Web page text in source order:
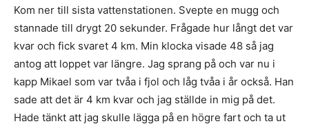
Kom ner till sista vattenstationen. Svepte en mugg och
stannade till drygt 20 sekunder. Frågade hur långt det var
kvar och fick svaret 4 km. Min klocka visade 48 så jag
antog att loppet var längre. Jag sprang på och var nu i
kapp Mikael som var tvåa i fjol och låg tvåa i år också. Han
sade att det är 4 km kvar och jag ställde in mig på det.
Hade tänkt att jag skulle lägga på en högre fart och ta ut